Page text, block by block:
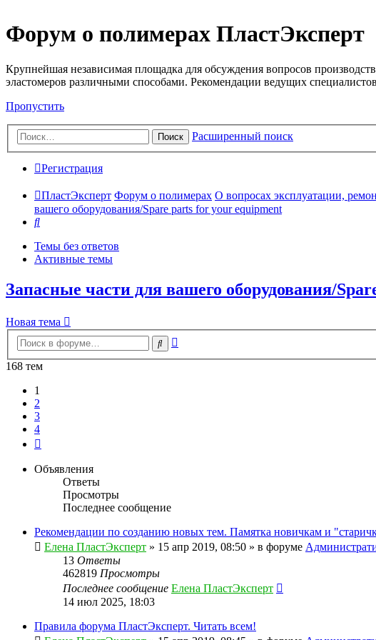
Форум о полимерах ПластЭксперт
Крупнейшая независимая площадка для обсуждения вопросов
эластомеров различными способами. Рекомендации ведущих
Пропустить
Поиск Расширенный поиск
Регистрация
ПластЭксперт Форум о полимерах О вопросах эксплуатации,
вашего оборудования/Spare parts for your equipment
Поиск
Темы без ответов
Активные темы
Запасные части для вашего оборудования/
Новая тема
Поиск
168 тем
1
2
3
4
Объявления
Ответы
Просмотры
Последнее сообщение
Рекомендации по созданию новых тем. Памятка новичкам и
Елена ПластЭксперт » 15 апр 2019, 08:50 » в форуме
13 Ответы
462819 Просмотры
Последнее сообщение Елена ПластЭксперт
14 июл 2025, 18:03
Правила форума ПластЭксперт. Читать всем!